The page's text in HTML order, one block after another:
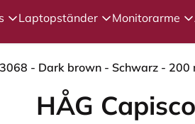
Laptopständer Monitorarme
- Dark brown - Schwarz -
HÅG